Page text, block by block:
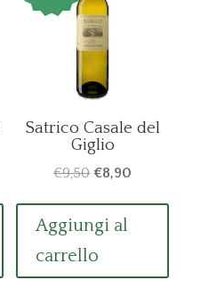
Satrico Casale del
Giglio
€9,50 Il
originale
€9,50.
€8,90
Aggiungi al
carrello